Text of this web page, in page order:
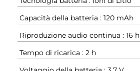
Capacità della batteria : 120 mAh
Riproduzione audio continua : 16 h
Tempo di ricarica : 2 h